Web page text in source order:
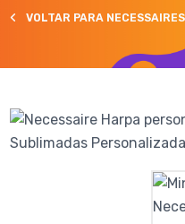
VOLTAR PARA